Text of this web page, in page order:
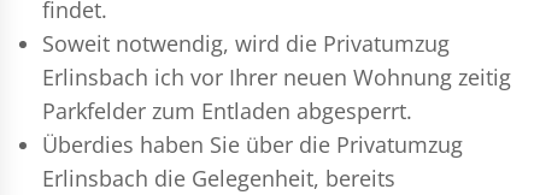
findet.
Soweit notwendig, wird die Privatumzug
Erlinsbach ich vor Ihrer neuen Wohnung zeitig
Parkfelder zum Entladen abgesperrt.
Überdies haben Sie über die Privatumzug
Erlinsbach die Gelegenheit, bereits